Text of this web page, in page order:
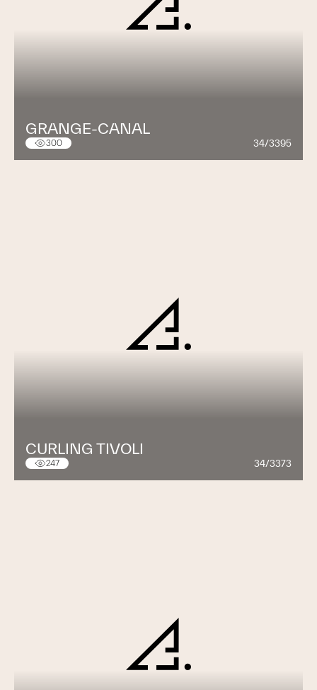
GRANGE-CANAL
300 34/3395
CURLING TIVOLI
247 34/3373